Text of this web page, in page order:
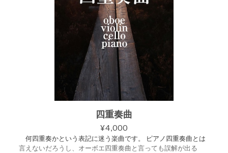
公開演奏でも一度も演奏した事はありませんので、皆様もカッ
トして演奏されることを強くお勧めします。くれぐれも自戒の
意味を込めて残してあるだけのものだと認識して頂ければと思
います。 (万一ヘンレ版から出版なんて事になる場合は迷わず消
して、巻末に注釈が出るやつです。) 第三楽章は無窮動的楽章
です。決まった時の爽快感は何者にも代え難いものがあるでし
ょう。 ホームベージの記事へのリンク https://moriryohei.com/2
026/04/04/861/ スコア譜とパート譜（フルート、クラリネッ
ト、オーボエ、チェロ）がセットになっています。 ご購入いた
だくと、5つのPDFが入ったZIPファイルをダウンロードできま
す。 ・スコア譜 44ページ ・パート譜（フルート） 12ペー
ジ ・パート譜（クラリネット A管） 13ページ ・パート譜（オ
ーボエ） 13ページ ・パート譜（チェロ） 12ページ
四重奏曲
¥4,000
何四重奏かという表記に迷う楽曲です。 ピアノ四重奏曲とは
言えないだろうし、オーボエ四重奏曲と言っても誤解が出る